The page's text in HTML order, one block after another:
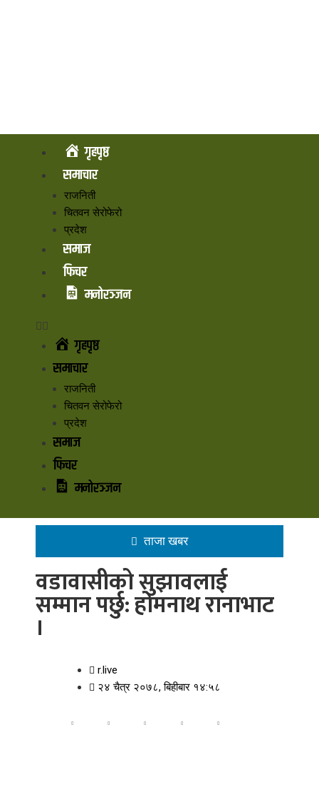
गृहपृष्ठ
समाचार
राजनिती
चितवन सेरोफेरो
प्रदेश
समाज
फिचर
मनोरञ्जन
गृहपृष्ठ
समाचार
राजनिती
चितवन सेरोफेरो
प्रदेश
समाज
फिचर
मनोरञ्जन
ताजा खबर
वडावासीको सुझावलाई
सम्मान पर्छु: होमनाथ रानाभाट
।
r.live
२४ चैत्र २०७८, बिहीबार १४:५८